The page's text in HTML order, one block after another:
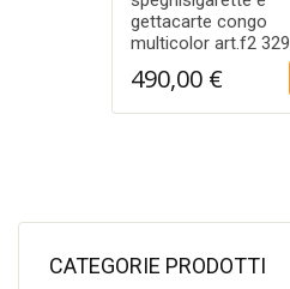
gettacarte congo
multicolor art.f2 329
490,00 €
CATEGORIE PRODOTTI